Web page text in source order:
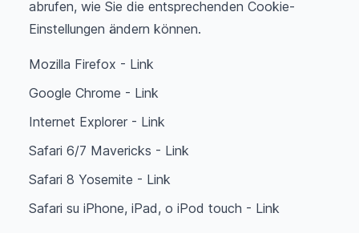
abrufen, wie Sie die entsprechenden Cookie-
Einstellungen ändern können.
Mozilla Firefox - Link
Google Chrome - Link
Internet Explorer - Link
Safari 6/7 Mavericks - Link
Safari 8 Yosemite - Link
Safari su iPhone, iPad, o iPod touch - Link